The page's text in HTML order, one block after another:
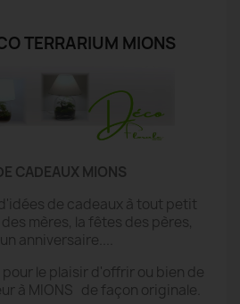
TERRARIUM MIONS
CADEAUX MIONS
de cadeaux à tout petit
mères, la fêtes des pères,
anniversaire....
le plaisir d'offrir ou bien de
à MIONS de façon originale.